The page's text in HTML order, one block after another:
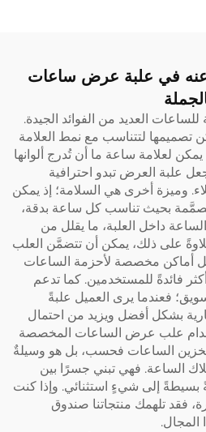
عنه في علبة عرض ساعات
العديد من الفوائد الجيدة.
تصميمها لتتناسب مع نمط العلامة
لعلامة ساعة ما أن تُدرج ألوانها
علبة العرض تبدو احترافية
وميزة أخرى هي السلامة؛ إذ يمكن
بحيث تناسب كل ساعة بدقة،
داخل العلبة، ما يقلل من
على ذلك، يمكن أن تتضمَّن العلب
أماكن مخصصة لأحزمة الساعات
فائدةً للمستخدمين. كما تدعم
فعندما يرى العميل علبةً
بشكل أفضل ويزيد من احتمال
علب عرض الساعات المخصصة
الساعات فحسب، بل هو وسيلةٌ
الساعة. فهي تبني جسرًا بين
بسيطةً إلى شيءٍ استثنائي. وإذا كنت
فقد تلهمك منتجاتنا صندوق
المجال.